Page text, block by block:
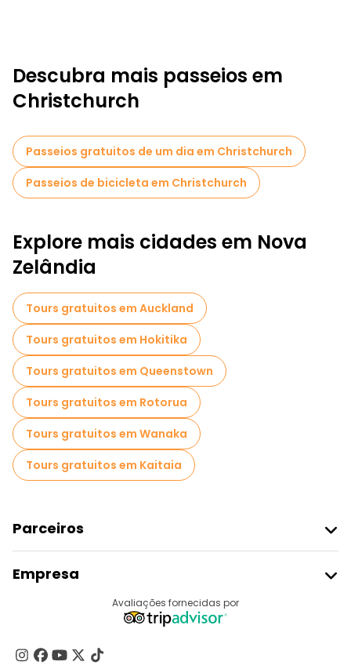
Descubra mais passeios em
Christchurch
Passeios gratuitos de um dia em Christchurch
Passeios de bicicleta em Christchurch
Explore mais cidades em Nova
Zelândia
Tours gratuitos em Auckland
Tours gratuitos em Hokitika
Tours gratuitos em Queenstown
Tours gratuitos em Rotorua
Tours gratuitos em Wanaka
Tours gratuitos em Kaitaia
Parceiros
Registo Do Fornecedor
Programa De Afiliados
Empresa
Contacte-Nos
Avaliações fornecidas por